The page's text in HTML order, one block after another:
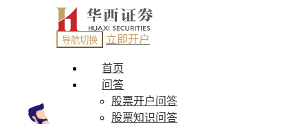
导航切换 立即开户
首页
问答
股票开户问答
股票知识问答